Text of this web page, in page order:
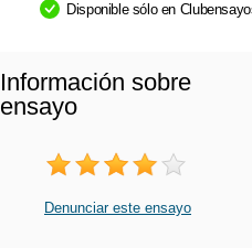
Disponible sólo en
Información sobre
ensayo
Denunciar este ensayo